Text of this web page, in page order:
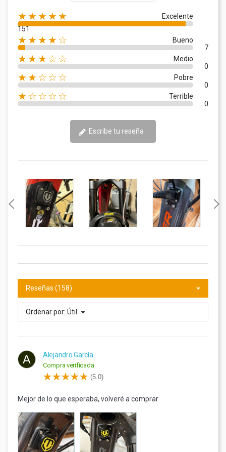
★★★★★
Excelente
151
★★★★☆
Bueno
7
★★★☆☆
Medio
0
★★☆☆☆
Pobre
0
★☆☆☆☆
Terrible
0
Escribe tu reseña
Reseñas (158)
Ordenar por: Útil
A Alejandro García
Compra verificada
(5.0)
Mejor de lo que esperaba, volveré a comprar